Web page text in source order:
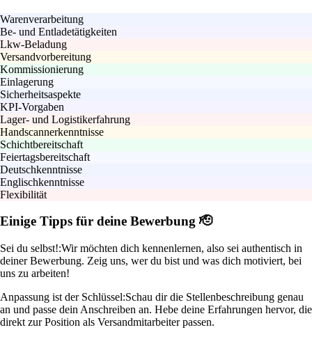
Warenverarbeitung
Be- und Entladetätigkeiten
Lkw-Beladung
Versandvorbereitung
Kommissionierung
Einlagerung
Sicherheitsaspekte
KPI-Vorgaben
Lager- und Logistikerfahrung
Handscannerkenntnisse
Schichtbereitschaft
Feiertagsbereitschaft
Deutschkenntnisse
Englischkenntnisse
Flexibilität
Einige Tipps für deine Bewerbung 🫡
Sei du selbst!:Wir möchten dich kennenlernen, also sei authentisch in
deiner Bewerbung. Zeig uns, wer du bist und was dich motiviert, bei
uns zu arbeiten!
Anpassung ist der Schlüssel:Schau dir die Stellenbeschreibung genau
an und passe dein Anschreiben an. Hebe deine Erfahrungen hervor, die
direkt zur Position als Versandmitarbeiter passen.